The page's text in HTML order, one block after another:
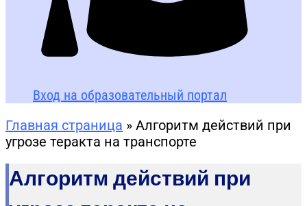
Вход на образовательный портал
Главная страница » Алгоритм действий при
угрозе теракта на транспорте
Алгоритм действий при